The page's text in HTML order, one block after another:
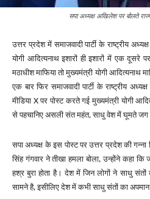
सपा अध्यक्ष अखिलेश पर बोलते
उत्तर प्रदेश में समाजवादी पार्टी के राष्ट्रीय
योगी आदित्यनाथ इशारों ही इशारों में एक दूसरे
मठाधीश माफिया तो मुख्यमंत्री योगी आदित्यनाथ
एक बार फिर समाजवादी पार्टी के राष्ट्रीय
मीडिया X पर पोस्ट करते गई मुख्यमंत्री योगी
से पहचानिए असली संत महंत, साधु वेश में घूमते जग
सपा अध्यक्ष के इस पोस्ट पर उत्तर प्रदेश की
सिंह गंगवार ने तीखा हमला बोला, उन्होंने कहा
हश्र बुरा होता है। देश में जिन लोगों ने साधु
सामने है, इसीलिए देश में कभी साधु संतों का अपमान